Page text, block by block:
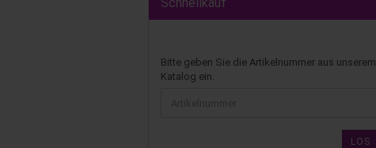
Bitte geben Sie die Artikelnummer aus unserem
Katalog ein.
LOS